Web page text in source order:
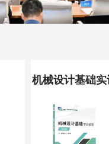
机械设计基础